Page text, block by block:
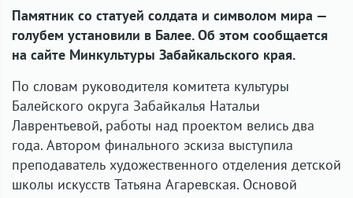
Памятник со статуей солдата и символом мира —
голубем установили в Балее. Об этом сообщается
на сайте Минкультуры Забайкальского края.
По словам руководителя комитета культуры
Балейского округа Забайкалья Натальи
Лаврентьевой, работы над проектом велись два
года. Автором финального эскиза выступила
преподаватель художественного отделения детской
школы искусств Татьяна Агаревская. Основой